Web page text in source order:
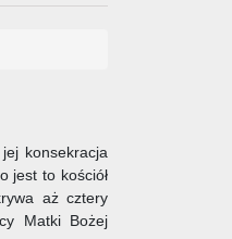
konsekracja
jest to kościół
aż cztery
Matki Bożej